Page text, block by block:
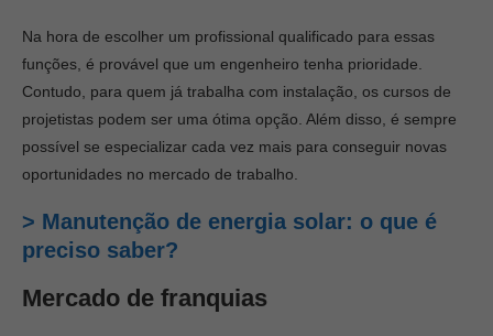
Na hora de escolher um profissional qualificado para essas
funções, é provável que um engenheiro tenha prioridade.
Contudo, para quem já trabalha com instalação, os cursos de
projetistas podem ser uma ótima opção. Além disso, é sempre
possível se especializar cada vez mais para conseguir novas
oportunidades no mercado de trabalho.
> Manutenção de energia solar: o que é
preciso saber?
Mercado de franquias